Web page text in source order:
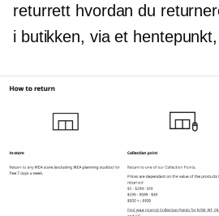
returrett hvordan du
i butikken, via et